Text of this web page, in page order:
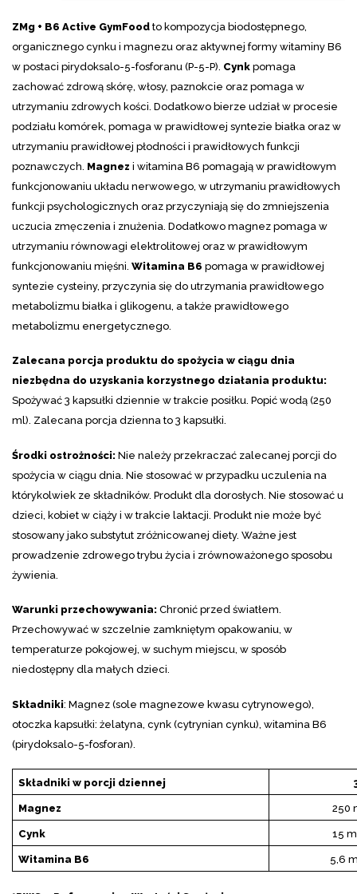
ZMg + B6 Active GymFoodto kompozycja biodostępnego,
organicznego cynku i magnezu oraz aktywnej formy witaminy B6
w postaci pirydoksalo-5-fosforanu (P-5-P). Cynk pomaga
zachować zdrową skórę, włosy, paznokcie oraz pomaga w
utrzymaniu zdrowych kości. Dodatkowo bierze udział w procesie
podziału komórek, pomaga w prawidłowej syntezie białka oraz w
utrzymaniu prawidłowej płodności i prawidłowych funkcji
poznawczych. Magnez i witamina B6 pomagają w prawidłowym
funkcjonowaniu układu nerwowego, w utrzymaniu prawidłowych
funkcji psychologicznych oraz przyczyniają się do zmniejszenia
uczucia zmęczenia i znużenia. Dodatkowo magnez pomaga w
utrzymaniu równowagi elektrolitowej oraz w prawidłowym
funkcjonowaniu mięśni. Witamina B6 pomaga w prawidłowej
syntezie cysteiny, przyczynia się do utrzymania prawidłowego
metabolizmu białka i glikogenu, a także prawidłowego
metabolizmu energetycznego.
Zalecana porcja produktu do spożycia w ciągu dnia
niezbędna do uzyskania korzystnego działania produktu:
Spożywać 3 kapsułki dziennie w trakcie posiłku. Popić wodą (250
ml). Zalecana porcja dzienna to 3 kapsułki.
Środki ostrożności: Nie należy przekraczać zalecanej porcji do
spożycia w ciągu dnia. Nie stosować w przypadku uczulenia na
którykolwiek ze składników. Produkt dla dorosłych. Nie stosować u
dzieci, kobiet w ciąży i w trakcie laktacji. Produkt nie może być
stosowany jako substytut zróżnicowanej diety. Ważne jest
prowadzenie zdrowego trybu życia i zrównoważonego sposobu
żywienia.
Warunki przechowywania: Chronić przed światłem.
Przechowywać w szczelnie zamkniętym opakowaniu, w
temperaturze pokojowej, w suchym miejscu, w sposób
niedostępny dla małych dzieci.
Składniki: Magnez (sole magnezowe kwasu cytrynowego),
otoczka kapsułki: żelatyna, cynk (cytrynian cynku), witamina B6
(pirydoksalo-5-fosforan).
Składniki w porcji dziennej
Magnez 250
Cynk 15
Witamina B6 5,6